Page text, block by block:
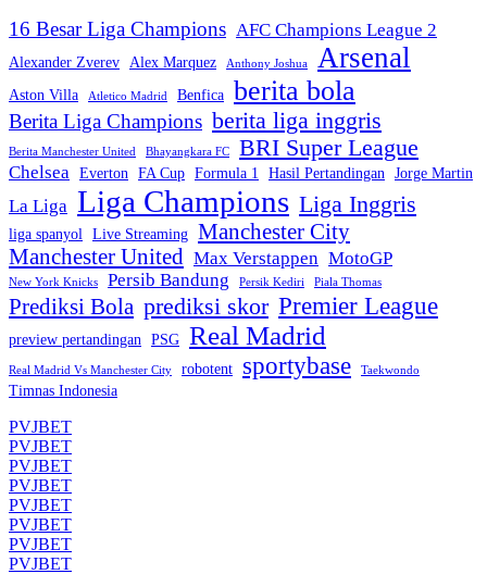
16 Besar Liga Champions AFC Champions League 2
Alexander Zverev Alex Marquez Anthony Joshua Arsenal
Aston Villa Atletico Madrid Benfica berita bola
Berita Liga Champions berita liga inggris
Berita Manchester United Bhayangkara FC BRI Super League
Chelsea Everton FA Cup Formula 1 Hasil Pertandingan Jorge Martin
La Liga Liga Champions Liga Inggris
liga spanyol Live Streaming Manchester City
Manchester United Max Verstappen MotoGP
New York Knicks Persib Bandung Persik Kediri Piala Thomas
Prediksi Bola prediksi skor Premier League
preview pertandingan PSG Real Madrid
Real Madrid Vs Manchester City robotent sportybase Taekwondo
Timnas Indonesia
PVJBET
PVJBET
PVJBET
PVJBET
PVJBET
PVJBET
PVJBET
PVJBET